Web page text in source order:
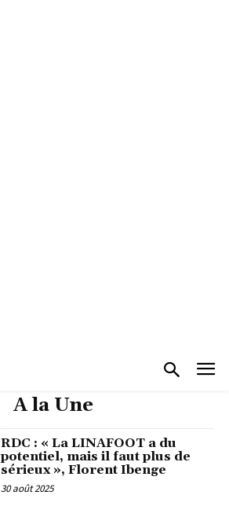
A la Une
RDC : « La LINAFOOT a du
potentiel, mais il faut plus de
sérieux », Florent Ibenge
30 août 2025